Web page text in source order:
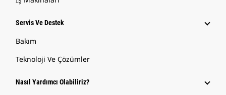
Servis Ve Destek
Bakım
Teknoloji Ve Çözümler
Nasıl Yardımcı Olabiliriz?